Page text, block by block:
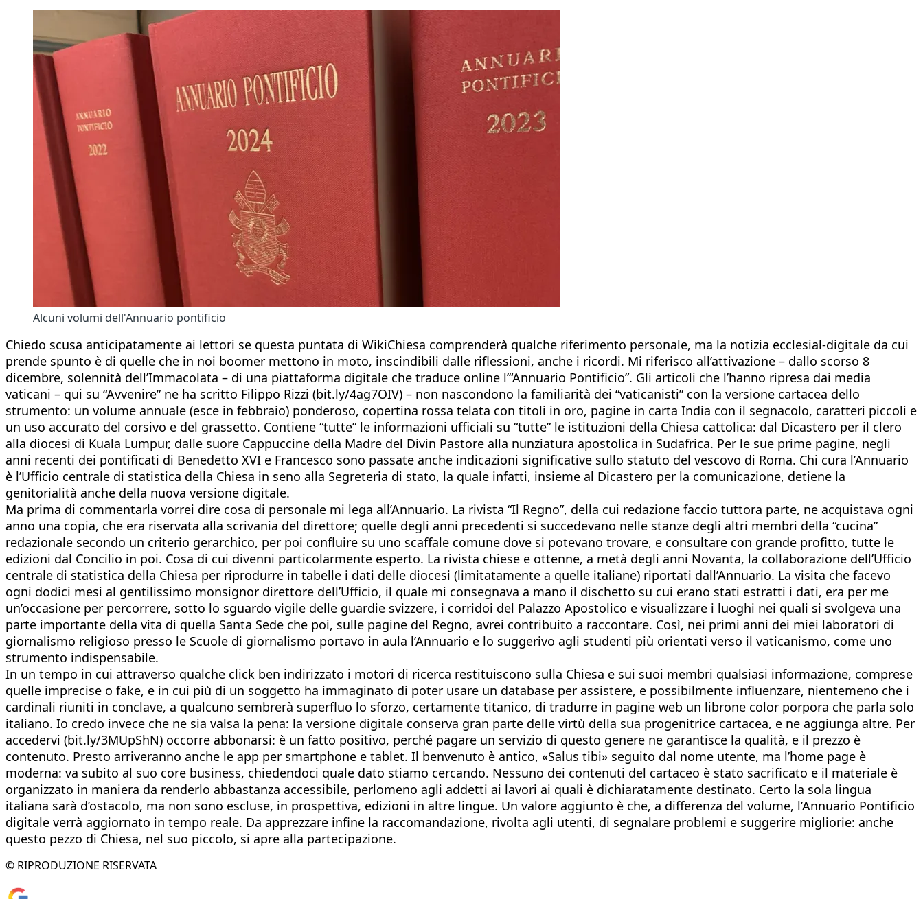
Alcuni volumi dell'Annuario pontificio
Chiedo scusa anticipatamente ai lettori se questa puntata di WikiChiesa comprenderà qualche riferimento personale, ma la notizia ecclesial-digitale da cui
prende spunto è di quelle che in noi boomer mettono in moto, inscindibili dalle riflessioni, anche i ricordi. Mi riferisco all’attivazione – dallo scorso 8
dicembre, solennità dell’Immacolata – di una piattaforma digitale che traduce online l’“Annuario Pontificio”. Gli articoli che l’hanno ripresa dai media
vaticani – qui su “Avvenire” ne ha scritto Filippo Rizzi (bit.ly/4ag7OIV) – non nascondono la familiarità dei “vaticanisti” con la versione cartacea dello
strumento: un volume annuale (esce in febbraio) ponderoso, copertina rossa telata con titoli in oro, pagine in carta India con il segnacolo, caratteri piccoli e
un uso accurato del corsivo e del grassetto. Contiene “tutte” le informazioni ufficiali su “tutte” le istituzioni della Chiesa cattolica: dal Dicastero per il clero
alla diocesi di Kuala Lumpur, dalle suore Cappuccine della Madre del Divin Pastore alla nunziatura apostolica in Sudafrica. Per le sue prime pagine, negli
anni recenti dei pontificati di Benedetto XVI e Francesco sono passate anche indicazioni significative sullo statuto del vescovo di Roma. Chi cura l’Annuario
è l’Ufficio centrale di statistica della Chiesa in seno alla Segreteria di stato, la quale infatti, insieme al Dicastero per la comunicazione, detiene la
genitorialità anche della nuova versione digitale.
Ma prima di commentarla vorrei dire cosa di personale mi lega all’Annuario. La rivista “Il Regno”, della cui redazione faccio tuttora parte, ne acquistava ogni
anno una copia, che era riservata alla scrivania del direttore; quelle degli anni precedenti si succedevano nelle stanze degli altri membri della “cucina”
redazionale secondo un criterio gerarchico, per poi confluire su uno scaffale comune dove si potevano trovare, e consultare con grande profitto, tutte le
edizioni dal Concilio in poi. Cosa di cui divenni particolarmente esperto. La rivista chiese e ottenne, a metà degli anni Novanta, la collaborazione dell’Ufficio
centrale di statistica della Chiesa per riprodurre in tabelle i dati delle diocesi (limitatamente a quelle italiane) riportati dall’Annuario. La visita che facevo
ogni dodici mesi al gentilissimo monsignor direttore dell’Ufficio, il quale mi consegnava a mano il dischetto su cui erano stati estratti i dati, era per me
un’occasione per percorrere, sotto lo sguardo vigile delle guardie svizzere, i corridoi del Palazzo Apostolico e visualizzare i luoghi nei quali si svolgeva una
parte importante della vita di quella Santa Sede che poi, sulle pagine del Regno, avrei contribuito a raccontare. Così, nei primi anni dei miei laboratori di
giornalismo religioso presso le Scuole di giornalismo portavo in aula l’Annuario e lo suggerivo agli studenti più orientati verso il vaticanismo, come uno
strumento indispensabile.
In un tempo in cui attraverso qualche click ben indirizzato i motori di ricerca restituiscono sulla Chiesa e sui suoi membri qualsiasi informazione, comprese
quelle imprecise o fake, e in cui più di un soggetto ha immaginato di poter usare un database per assistere, e possibilmente influenzare, nientemeno che i
cardinali riuniti in conclave, a qualcuno sembrerà superfluo lo sforzo, certamente titanico, di tradurre in pagine web un librone color porpora che parla solo
italiano. Io credo invece che ne sia valsa la pena: la versione digitale conserva gran parte delle virtù della sua progenitrice cartacea, e ne aggiunga altre. Per
accedervi (bit.ly/3MUpShN) occorre abbonarsi: è un fatto positivo, perché pagare un servizio di questo genere ne garantisce la qualità, e il prezzo è
contenuto. Presto arriveranno anche le app per smartphone e tablet. Il benvenuto è antico, «Salus tibi» seguito dal nome utente, ma l’home page è
moderna: va subito al suo core business, chiedendoci quale dato stiamo cercando. Nessuno dei contenuti del cartaceo è stato sacrificato e il materiale è
organizzato in maniera da renderlo abbastanza accessibile, perlomeno agli addetti ai lavori ai quali è dichiaratamente destinato. Certo la sola lingua
italiana sarà d’ostacolo, ma non sono escluse, in prospettiva, edizioni in altre lingue. Un valore aggiunto è che, a differenza del volume, l’Annuario Pontificio
digitale verrà aggiornato in tempo reale. Da apprezzare infine la raccomandazione, rivolta agli utenti, di segnalare problemi e suggerire migliorie: anche
questo pezzo di Chiesa, nel suo piccolo, si apre alla partecipazione.
© RIPRODUZIONE RISERVATA